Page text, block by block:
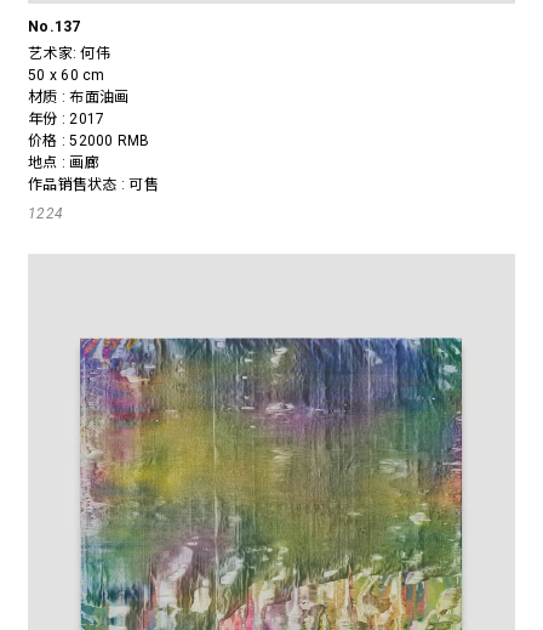
No.137
艺术家:何伟
50 x 60 cm
材质 : 布面油画
年份 : 2017
价格 : 52000 RMB
地点 : 画廊
作品销售状态 : 可售
1224